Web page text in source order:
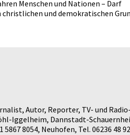
Menschen und Nationen – Darf
christlichen und demokratischen
Autor, Reporter, TV- und
Iggelheim, Dannstadt-
8054, Neuhofen, Tel. 06236 48